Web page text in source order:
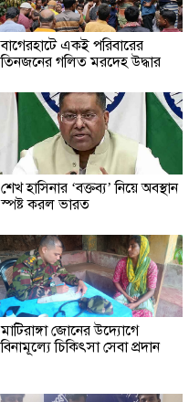
‎বাগেরহাটে একই পরিবারের
তিনজনের গলিত মরদেহ উদ্ধার
শেখ হাসিনার ‘বক্তব্য’ নিয়ে অবস্থান
স্পষ্ট করল ভারত
মাটিরাঙ্গা জোনের উদ্যোগে
বিনামূল্যে চিকিৎসা সেবা প্রদান